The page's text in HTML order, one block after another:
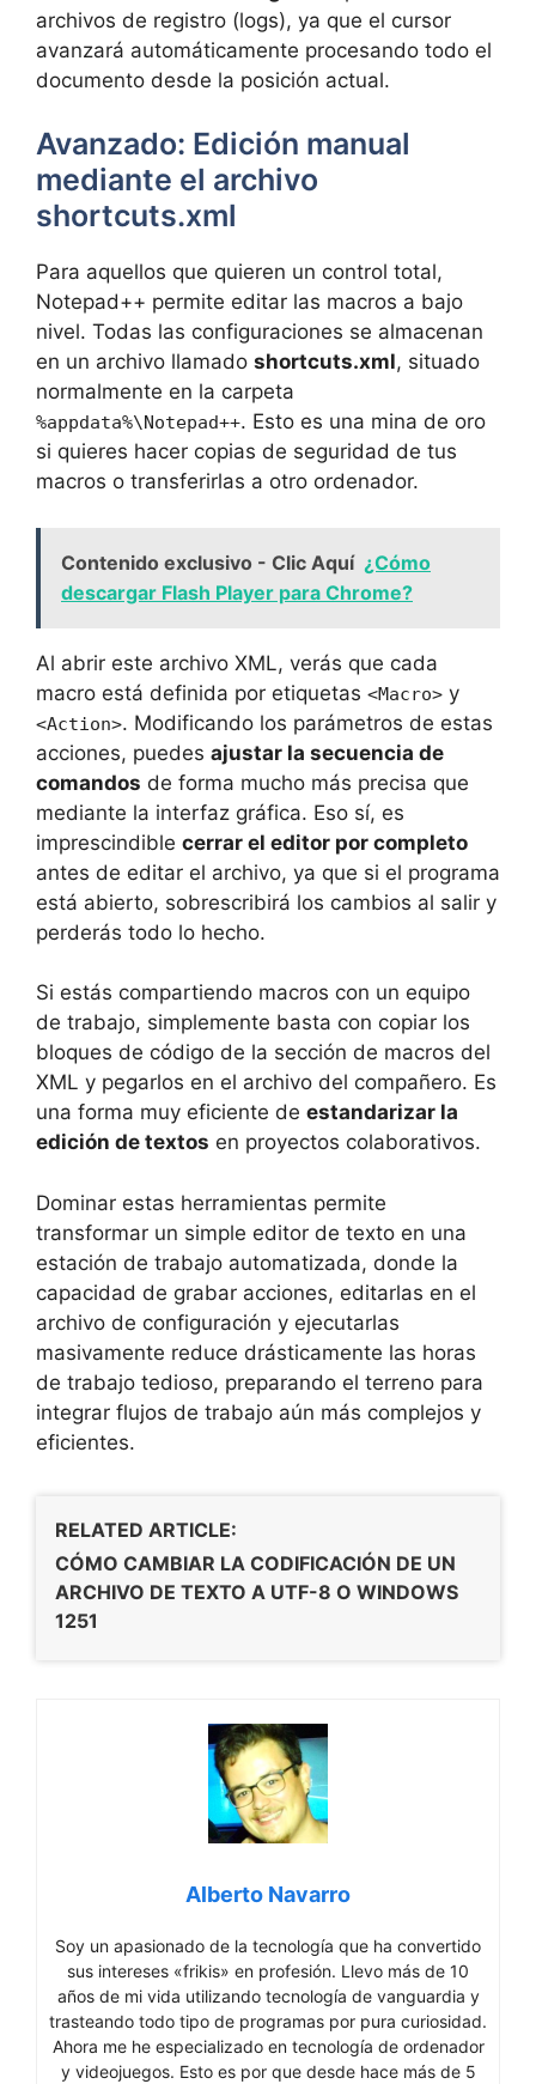
archivos de registro (logs), ya que el cursor
avanzará automáticamente procesando todo el
documento desde la posición actual.
Avanzado: Edición manual
mediante el archivo
shortcuts.xml
Para aquellos que quieren un control total,
Notepad++ permite editar las macros a bajo
nivel. Todas las configuraciones se almacenan
en un archivo llamado shortcuts.xml, situado
normalmente en la carpeta
%appdata%\Notepad++. Esto es una mina de oro
si quieres hacer copias de seguridad de tus
macros o transferirlas a otro ordenador.
Contenido exclusivo - Clic Aquí ¿Cómo
descargar Flash Player para Chrome?
Al abrir este archivo XML, verás que cada
macro está definida por etiquetas <Macro> y
<Action>. Modificando los parámetros de estas
acciones, puedes ajustar la secuencia de
comandos de forma mucho más precisa que
mediante la interfaz gráfica. Eso sí, es
imprescindible cerrar el editor por completo
antes de editar el archivo, ya que si el programa
está abierto, sobrescribirá los cambios al salir y
perderás todo lo hecho.
Si estás compartiendo macros con un equipo
de trabajo, simplemente basta con copiar los
bloques de código de la sección de macros del
XML y pegarlos en el archivo del compañero. Es
una forma muy eficiente de estandarizar la
edición de textos en proyectos colaborativos.
Dominar estas herramientas permite
transformar un simple editor de texto en una
estación de trabajo automatizada, donde la
capacidad de grabar acciones, editarlas en el
archivo de configuración y ejecutarlas
masivamente reduce drásticamente las horas
de trabajo tedioso, preparando el terreno para
integrar flujos de trabajo aún más complejos y
eficientes.
RELATED ARTICLE:
CÓMO CAMBIAR LA CODIFICACIÓN DE UN
ARCHIVO DE TEXTO A UTF-8 O WINDOWS
1251
Alberto Navarro
Soy un apasionado de la tecnología que ha convertido
sus intereses «frikis» en profesión. Llevo más de 10
años de mi vida utilizando tecnología de vanguardia y
trasteando todo tipo de programas por pura curiosidad.
Ahora me he especializado en tecnología de ordenador
y videojuegos. Esto es por que desde hace más de 5